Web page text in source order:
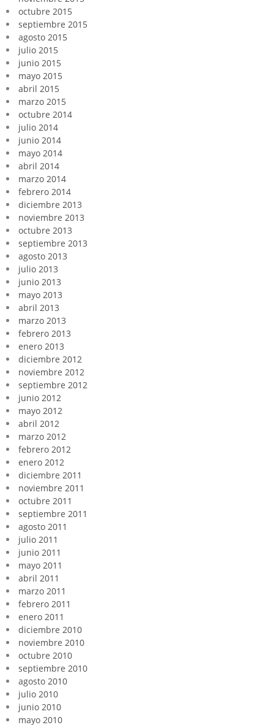
octubre 2015
septiembre 2015
agosto 2015
julio 2015
junio 2015
mayo 2015
abril 2015
marzo 2015
octubre 2014
julio 2014
junio 2014
mayo 2014
abril 2014
marzo 2014
febrero 2014
diciembre 2013
noviembre 2013
octubre 2013
septiembre 2013
agosto 2013
julio 2013
junio 2013
mayo 2013
abril 2013
marzo 2013
febrero 2013
enero 2013
diciembre 2012
noviembre 2012
septiembre 2012
junio 2012
mayo 2012
abril 2012
marzo 2012
febrero 2012
enero 2012
diciembre 2011
noviembre 2011
octubre 2011
septiembre 2011
agosto 2011
julio 2011
junio 2011
mayo 2011
abril 2011
marzo 2011
febrero 2011
enero 2011
diciembre 2010
noviembre 2010
octubre 2010
septiembre 2010
agosto 2010
julio 2010
junio 2010
mayo 2010